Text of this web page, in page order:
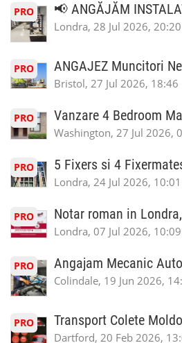
PRO 📢 ANGĂJĂM
Londra, 28 Jul 2026, 20:20
PRO ANGAJEZ Muncitori
Bristol, 27 Jul 2026, 18:46
PRO Vanzare 4 Bedroom
Washington, 27 Jul 2026,
PRO 5 Fixers si 4
Londra, 24 Jul 2026, 10:01
PRO Notar roman in
Londra, 07 Jul 2026, 10:09
PRO Angajam Mecanic
Colindale, 19 Jun 2026,
PRO Transport Colete
Dartford, 20 Feb 2026,